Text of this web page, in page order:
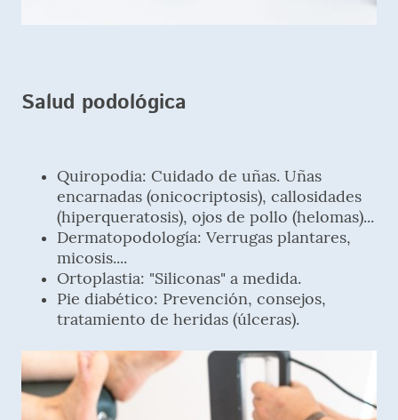
Salud podológica
Quiropodia: Cuidado de uñas. Uñas
encarnadas (onicocriptosis), callosidades
(hiperqueratosis), ojos de pollo (helomas)...
Dermatopodología: Verrugas plantares,
micosis....
Ortoplastia: "Siliconas" a medida.
Pie diabético: Prevención, consejos,
tratamiento de heridas (úlceras).